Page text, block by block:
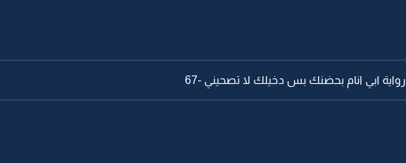
رواية ابي انام بحضنك بس دخيلك لا تصحيني -67